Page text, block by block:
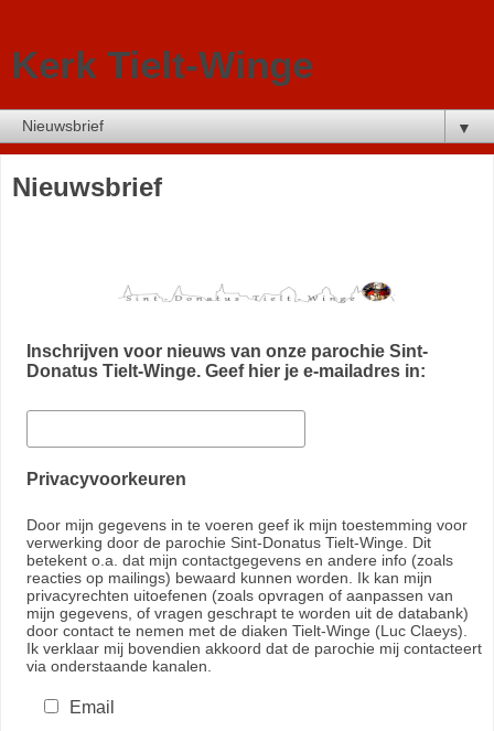
Kerk Tielt-Winge
▼
Nieuwsbrief
Inschrijven voor nieuws van onze parochie Sint-
Donatus Tielt-Winge. Geef hier je e-mailadres in:
Privacyvoorkeuren
Door mijn gegevens in te voeren geef ik mijn toestemming voor
verwerking door de parochie Sint-Donatus Tielt-Winge. Dit
betekent o.a. dat mijn contactgegevens en andere info (zoals
reacties op mailings) bewaard kunnen worden. Ik kan mijn
privacyrechten uitoefenen (zoals opvragen of aanpassen van
mijn gegevens, of vragen geschrapt te worden uit de databank)
door contact te nemen met de diaken Tielt-Winge (Luc Claeys).
Ik verklaar mij bovendien akkoord dat de parochie mij contacteert
via onderstaande kanalen.
Email